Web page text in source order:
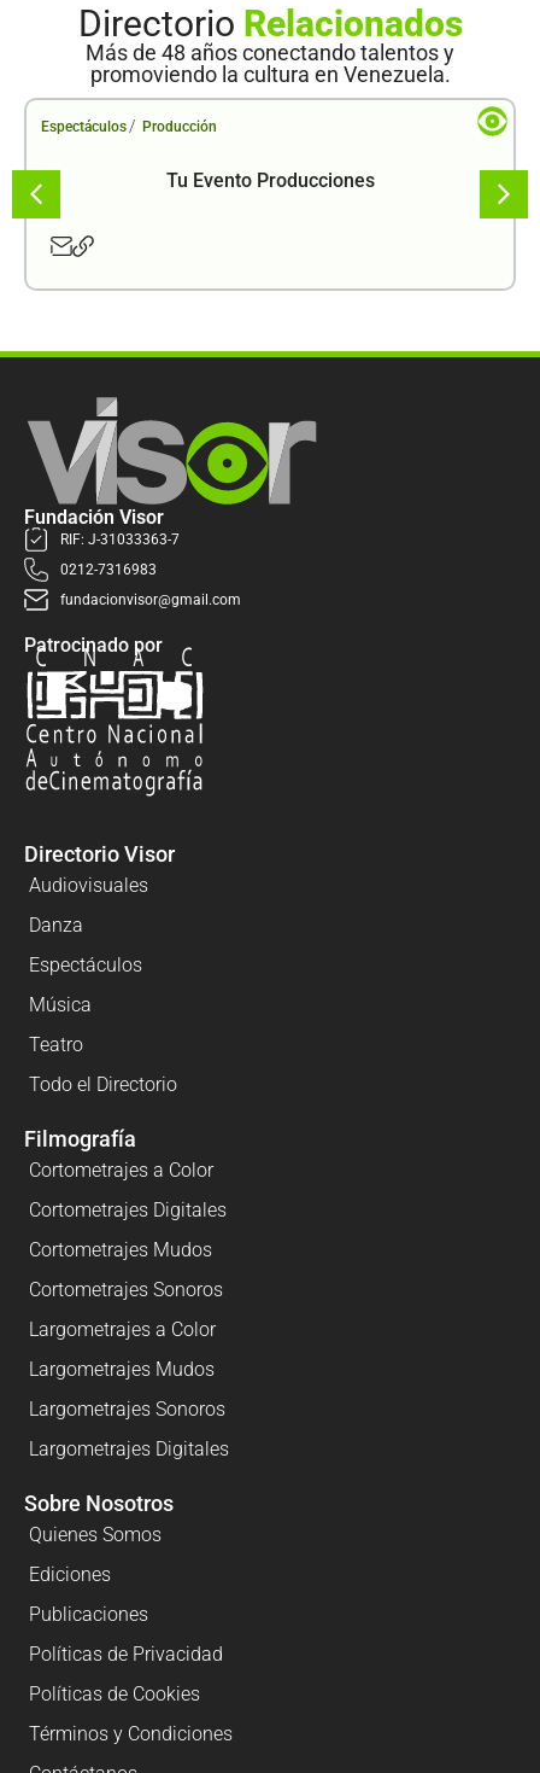
Directorio Relacionados
Más de 48 años conectando talentos y
promoviendo la cultura en Venezuela.
Espectáculos / Producción
Tu Evento Producciones
Fundación Visor
RIF: J-31033363-7
0212-7316983
fundacionvisor@gmail.com
Patrocinado por
Directorio Visor
Audiovisuales
Danza
Espectáculos
Música
Teatro
Todo el Directorio
Filmografía
Cortometrajes a Color
Cortometrajes Digitales
Cortometrajes Mudos
Cortometrajes Sonoros
Largometrajes a Color
Largometrajes Mudos
Largometrajes Sonoros
Largometrajes Digitales
Sobre Nosotros
Quienes Somos
Ediciones
Publicaciones
Políticas de Privacidad
Políticas de Cookies
Términos y Condiciones